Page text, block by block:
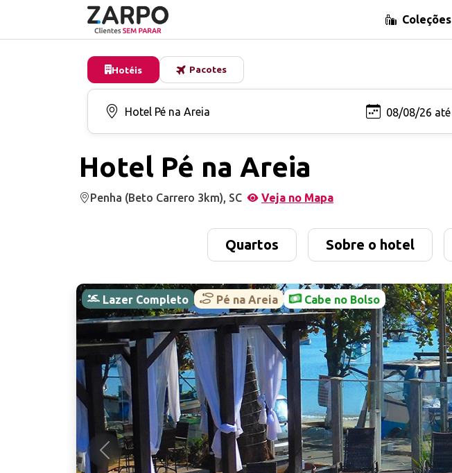
Coleções
Hotéis Pacotes
Hotel Pé na Areia
Penha (Beto Carrero 3km), SC Veja no Mapa
Quartos Sobre o hotel
Anterior
Lazer Completo Pé na Areia Cabe no Bolso